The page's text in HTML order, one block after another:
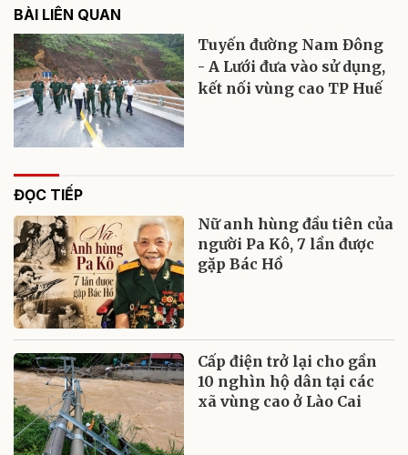
BÀI LIÊN QUAN
Tuyến đường Nam Đông
- A Lưới đưa vào sử dụng,
kết nối vùng cao TP Huế
ĐỌC TIẾP
Nữ anh hùng đầu tiên của
người Pa Kô, 7 lần được
gặp Bác Hồ
Cấp điện trở lại cho gần
10 nghìn hộ dân tại các
xã vùng cao ở Lào Cai